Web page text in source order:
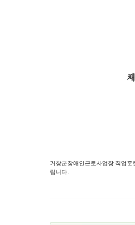
거창군장애인근로사업장 직업
립니다.